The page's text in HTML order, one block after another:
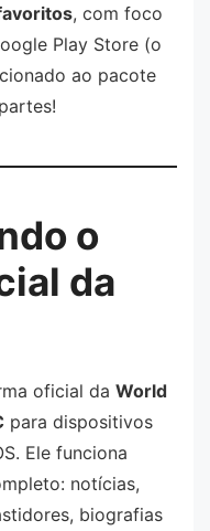
, com foco
Play Store (o
ao pacote
o
da
oficial da World
para dispositivos
Ele funciona
notícias,
biografias